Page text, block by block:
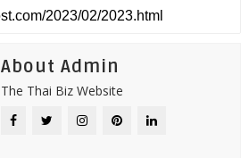
About Admin
The Thai Biz Website